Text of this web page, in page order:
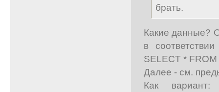
брать.
Какие данные?
в
SELECT *
Далее - см.
Как